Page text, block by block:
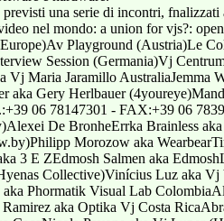
VIA DEL VERANO, 39 - 00185 ROMA - PH.:+39 06 78147301 - FAX:+39 06 78390805 - - Valerie-francoise Vogt aka Valerie Vogt (Node Forum For Digital Arts) GreciaAfroditi Bitzouni aka Bii (Pause ||)Andreas Karaoulanis aka AdrereAndreas Karaoulanis aka Bestbefore (Unu)Antonis Anissegos aka Unu (Best Before Unu)George Xesternos aka Moman (Pause ||)Katerina Liana aka Kukuland (Unu)Sotiris Iliadis (Athens Video Art Festival)Spyros Koudounas aka S.bell (Pause ||)Stavros Kottas aka Stavros (Pause ||)Yorgos Bakalos aka YorgosZoi Kolatou aka Zoi (Pause ||) UngheriaAndrea Sztojánovits aka Nano (Crystalseals)Anna Rubi aka Rubi (Exlex)Bence Nagy aka Bencenagy (Belle Belle)Csaba Lang aka Elektro Moon Vision (Elektro Moon Vision)Daniel Feles aka Belle Belle (Belle Belle)Daniel Besnyo aka Besnyodani (Exlex)Daniel Szalai aka DigitalistikDaniel Feles aka Dfeles (Belle Belle)David Mórász aka Micro.dGabor Borosi aka Kibu (Crystalseals)Juli Laczko aka Vj Flashy (Loopé)Julia Halasz aka Szaxitaxi (Pussies On Wire)Mátyás Kálmán aka Mao (Exlex)Nora Lengyel aka Luchanor (Pussies On Wire)Reka HarsanyiTamas NagyTamas Herczeg aka Bios (Exlex)Vargasz Abolcs aka VargaszVj Centrum Budapest crew IrlandaPaul Power aka EnfpvisualsPaul O'donoghue aka Ocusonic VIA DEL VERANO, 39 - 00185 ROMA - PH.:+39 06 78147301 - FAX:+39 06 78390805 - - Adriana Gallaro aka Ninagallarx (Atram)Alberto Piccinni aka Vazca (Complessino Omovazka)Ales Loc aka AleslocAlessandra Ballarini (Les Mistons)Alessandro Peiretti aka Alex Stirner (Yellows)Alessandro Galli aka Longo (Lab9)Alessio Vitali aka VitalisticAlfonso Vastola aka StilletAndrea Camerino aka AndypopAndrea Criscione aka KriffAndrea Paduano (Mlc [mutechlabcrew])Andrea Rocca aka Ndre (Neocortex)Andrea Maioli aka Tslproject (Kanaka Project)Andrea Ferrari (Ur)Andrea Reverberi aka Torafugu (Torafugu)Andrea Familari aka Fax (Maesia/fax)Andrea Nicoletti aka Ashtech (Vga For Breakfast)Angelo Olivieri (Vj Loco And Franco Ferguson)Antonio Moncelsi aka Lucio Badtaste (Oxo)Arianna Degni aka Xxena (Dbpit & Xxena)Brankojr Lds aka BrankoloCarlo Infante (Urban Experience)Carmine Masiello aka KleinCarmine Spizuoco aka SpikcellColette Baraldi aka CollybaCristiano Correddu aka KoremanvisualCristina Micheletti aka Cheeky Monkeys (Cheeky Monkeys Vj)Dalila Damico aka DalifaDamiano Saltarelli aka Salt (C_luster&salt')Daniele Marchitelli aka 081 (Electrode)Daniele Penna aka